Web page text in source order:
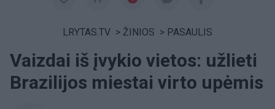
LRYTAS.TV > ŽINIOS > PASAULIS
Vaizdai iš įvykio vietos: užlieti
Brazilijos miestai virto upėmis